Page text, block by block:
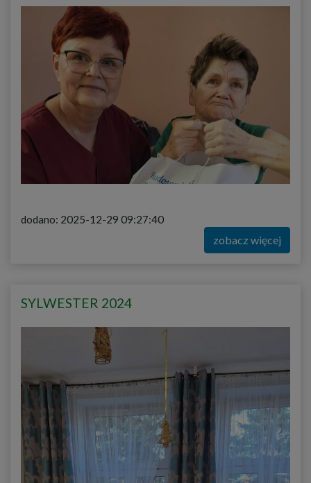
dodano: 2025-12-29 09:27:40
zobacz więcej
SYLWESTER 2024